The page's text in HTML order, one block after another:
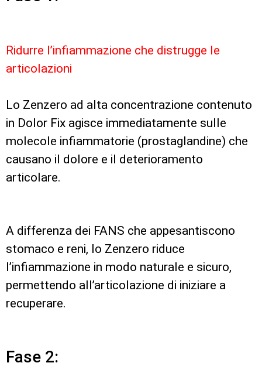
Ridurre l’infiammazione che distrugge le
articolazioni
Lo Zenzero ad alta concentrazione contenuto
in Dolor Fix agisce immediatamente sulle
molecole infiammatorie (prostaglandine) che
causano il dolore e il deterioramento
articolare.
A differenza dei FANS che appesantiscono
stomaco e reni, lo Zenzero riduce
l’infiammazione in modo naturale e sicuro,
permettendo all’articolazione di iniziare a
recuperare.
Fase 2: